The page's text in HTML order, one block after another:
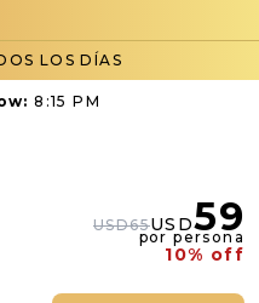
LOS DÍAS
8:15 PM
USD65USD59
por persona
10% off